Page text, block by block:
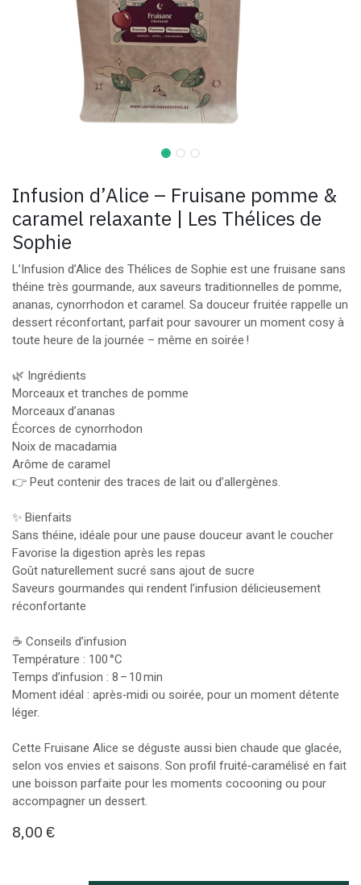
Infusion d’Alice – Fruisane pomme &
caramel relaxante | Les Thélices de
Sophie
L’Infusion d’Alice des Thélices de Sophie est une fruisane sans
théine très gourmande, aux saveurs traditionnelles de pomme,
ananas, cynorrhodon et caramel. Sa douceur fruitée rappelle un
dessert réconfortant, parfait pour savourer un moment cosy à
toute heure de la journée – même en soirée !
🌿 Ingrédients
Morceaux et tranches de pomme
Morceaux d’ananas
Écorces de cynorrhodon
Noix de macadamia
Arôme de caramel
👉 Peut contenir des traces de lait ou d’allergènes.
✨ Bienfaits
Sans théine, idéale pour une pause douceur avant le coucher
Favorise la digestion après les repas
Goût naturellement sucré sans ajout de sucre
Saveurs gourmandes qui rendent l’infusion délicieusement
réconfortante
☕ Conseils d’infusion
Température : 100 °C
Temps d’infusion : 8 – 10 min
Moment idéal : après‑midi ou soirée, pour un moment détente
léger.
Cette Fruisane Alice se déguste aussi bien chaude que glacée,
selon vos envies et saisons. Son profil fruité‑caramélisé en fait
une boisson parfaite pour les moments cocooning ou pour
accompagner un dessert.
8,00 €